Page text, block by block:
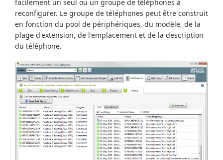
facilement un seul ou un groupe de téléphones à
reconfigurer. Le groupe de téléphones peut être construit
en fonction du pool de périphériques, du modèle, de la
plage d'extension, de l'emplacement et de la description
du téléphone.